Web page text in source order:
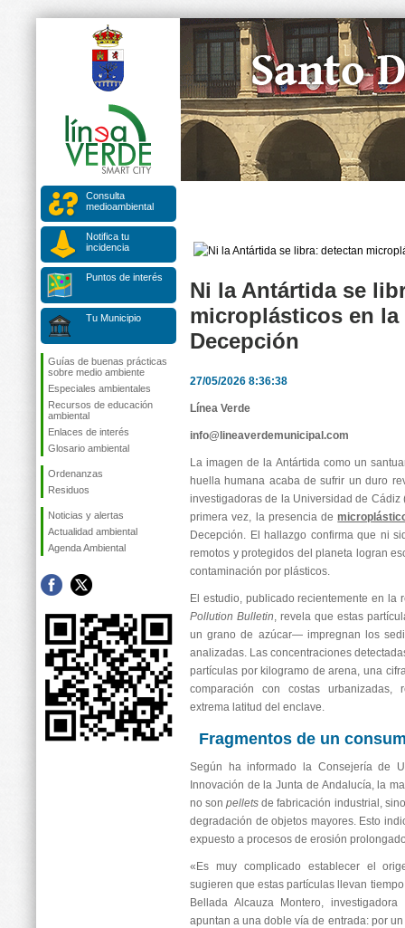
Consulta
medioambiental
Notifica tu
incidencia
Puntos de interés
Tu Municipio
Guías de buenas prácticas
sobre medio ambiente
Especiales ambientales
Recursos de educación
ambiental
Enlaces de interés
Glosario ambiental
Ordenanzas
Residuos
Noticias y alertas
Actualidad ambiental
Agenda Ambiental
Ni la Antártida se
microplásticos en la
Decepción
27/05/2026 8:36:38
Línea Verde
info@lineaverdemunicipal.com
La imagen de la Antártida como un
huella humana acaba de sufrir un duro
investigadoras de la Universidad de Cádiz
primera vez, la presencia de
Decepción. El hallazgo confirma que ni
remotos y protegidos del planeta logran
contaminación por plásticos.
El estudio, publicado recientemente en la
Pollution Bulletin, revela que estas
un grano de azúcar— impregnan los
analizadas. Las concentraciones
partículas por kilogramo de arena, una
comparación con costas urbanizadas,
extrema latitud del enclave.
Fragmentos de un
Según ha informado la Consejería de
Innovación de la Junta de Andalucía, la
no sonpellets de fabricación industrial,
degradación de objetos mayores. Esto
expuesto a procesos de erosión
«Es muy complicado establecer el
sugieren que estas partículas llevan
Bellada Alcauza Montero,
apuntan a una doble vía de entrada: por